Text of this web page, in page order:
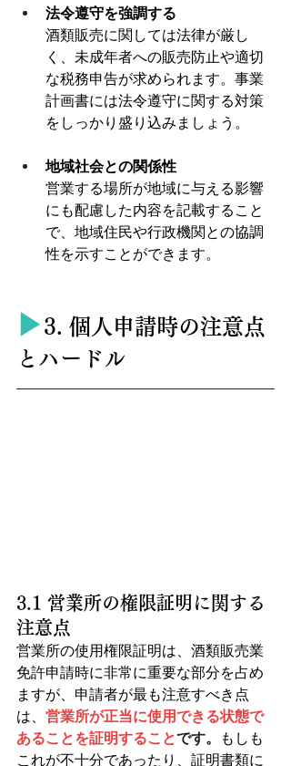
法令遵守を強調する
酒類販売に関しては法律が厳し
く、未成年者への販売防止や適切
な税務申告が求められます。事業
計画書には法令遵守に関する対策
をしっかり盛り込みましょう。
地域社会との関係性
営業する場所が地域に与える影響
にも配慮した内容を記載すること
で、地域住民や行政機関との協調
性を示すことができます。
▶︎ 3. 個人申請時の注意点
とハードル
3.1 営業所の権限証明に関する
注意点
営業所の使用権限証明は、酒類販売業
免許申請時に非常に重要な部分を占め
ますが、申請者が最も注意すべき点
は、 営業所が正当に使用できる状態で
あることを証明することです。
もしも
これが不十分であったり、証明書類に